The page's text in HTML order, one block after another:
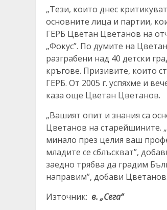
„Тези, които днес
основните лица и партии,
ГЕРБ Цветан Цветанов на
„Фокус”. По думите на
разграбени над 40 детски
кръгове. Призивите, които
ГЕРБ. От 2005 г. успяхме и
каза още Цветан Цветанов.
„Вашият опит и знания са
Цветанов на старейшините.
минало през целия ваш
младите се сблъскват”,
заедно трябва да градим
направим”, добави Цветанов.
Източник: в. „Сега“